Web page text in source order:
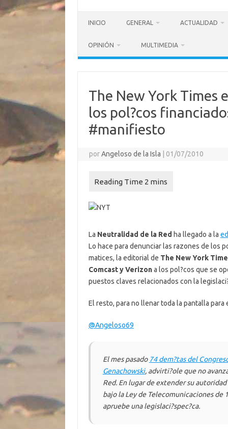
INICIO GENERAL ACTUALIDAD
OPINIÓN MULTIMEDIA
The New York Times
los pol?cos
#manifiesto
porAngeloso de la Isla 01/07/2010
La Neutralidad de la Red ha llegado a la
Lo hace para denunciar las razones de los
matices, la editorial de The New York
Comcast y Verizona los pol?cos que se
puestos claves relacionados con la
El resto, para no llenar toda la pantalla
@Angeloso69
El mes pasado 74 dem?tas del
Genachowski, advirti?ole que no
Red. En lugar de extender su
bajo la Ley de Telecomunicaciones de
apruebe una legislaci?spec?ca.